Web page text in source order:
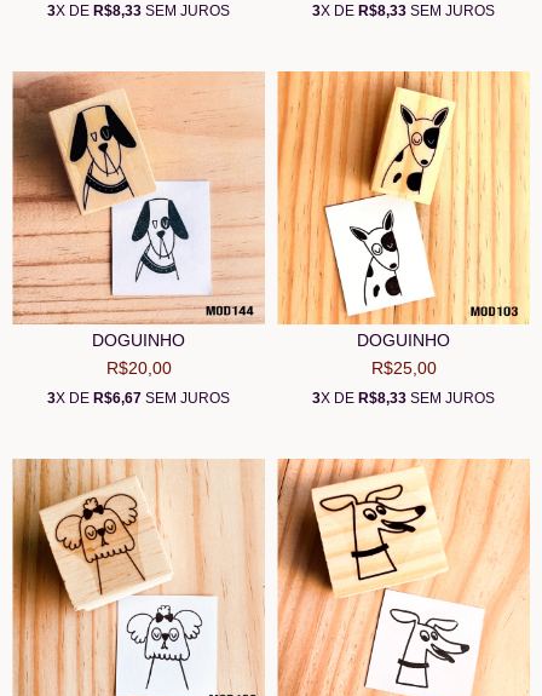
3X DE R$8,33 SEM JUROS 3X DE R$8,33 SEM JUROS
DOGUINHO
R$20,00
3X DE R$6,67 SEM JUROS
DOGUINHO
R$25,00
3X DE R$8,33 SEM JUROS